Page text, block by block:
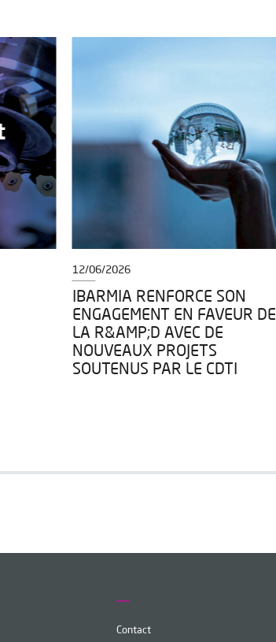
12/06/2026
IBARMIA RENFORCE SON
ENGAGEMENT EN FAVEUR DE
LA R&AMP;D AVEC DE
NOUVEAUX PROJETS
SOUTENUS PAR LE CDTI
Contact